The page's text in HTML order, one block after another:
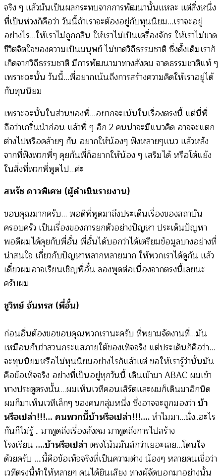
จริง ๆ แล้วมันเป็นผลกระทบจากการพัฒนานั้นแหละ แต่สิ่งหนึ่ง
ที่เป็นห่วงก็คือว่า วันนี้ถ้าเราจะต้องอยู่กับทุนนิยม…เราจะอยู่
อย่างไร…ให้เราไม่ถูกกลืน ให้เราไม่เป็นเครื่องจักร ให้เราไม่ขาด
ชีวิตจิตใจของความเป็นมนุษย์ ไม่ขาดวิถีธรรมชาติ ซึ่งดั้งเดิมเราก็
เกิดจากวิถีธรรมชาติ มีการพัฒนามาทางสังคม จาดธรรมชาติแท้ ๆ
เพราะฉะนั้น วันนี้…พี่อยากเน้นถึงการสร้างความคิดให้เราอยู่ได้
กับทุนนิยม
เพราะฉะนั้นในส่วนของพี่…อยากจะเน้นในเรื่องตรงนี้ แต่นี่พี่
ถือว่าเกริ่นนำก่อน แล้วพี่ ๆ อีก 2 คนน่าจะมีแนวคิด อาจจะแตก
ต่างไปหรือคล้ายๆ กัน อยากให้น้องๆ ฟังหลายๆแนว แล้วหลัง
จากที่ฟังพวกพี่ๆ คุยกันพี่ก็อยากให้น้อง ๆ เสริมได้ หรือโต้แย้ง
ในสิ่งที่พวกพี่พูดไป…ค่ะ
สหรัช ดาวพิเศษ (ผู้ดำเนินรายงาน)
ขอบคุณมากครับ… พอดีพี่พูดมาถึงประเด็นเรื่องของสถาบัน
ครอบครัว เป็นเรื่องของการยกตัวอย่างปัญหา ประเด็นปัญหา
พอดีผมได้คุยกับพี่อั๋น พี่อั๋นได้บอกว่าได้เตรียมข้อมูลบางอย่างที่
น่าสนใจ เกี่ยวกับปัญหาหลากหลายมาก ให้พวกเราได้ดูกัน แล้ว
เดี๋ยวผมอาจเรียนเชิญพี่อั๋น ลองพูดต่อเนื่องจากตรงนี้เลยนะ
ครับผม
ชูวิทย์ จันทรส (พี่อั๋น)
ก่อนอื่นต้องขอขอบคุณพวกเรานะครับ ที่พยามจัดงานที่…มัน
เหมือนกับว่าสวนกระแสภายใต้ของเท็จจริง แต่ประเด็นก็คือว่า…
จะทุนนิยมหรือไม่ทุนนิยมอย่างไรก็แล้วแต่ ขอให้เรารู้ว่านั้นมัน
คือข้อเท็จจริง อย่างที่เป็นอยู่ทุกวันนี้ เดินเข้ามา ABAC ผมเข้า
ทางประตูตรงนั้น…ผมเห็นเวทีคอนเสิร์ตและผมก็เดินมาอีกนิด
ผมก็มาเห็นเวทีเล็กๆ ของคนกลุ่มหนึ่ง ซึ่งอาจจะถูกมองว่า บ้า
หรือเปล่า!!!… คนพวกนี้บ้าหรือเปล่า!!!….ทำไมมา…นั่ง..อะไร
กันก็ไม่รู้ .. มาพูดถึงเรื่องสังคม มาพูดถึงการไปสร้าง
โรงเรียน ….บ้าหรือเปล่า ตรงโน้นมันส์กว่าเยอะเลย…โดนใจ
ด้วยครับ ….นี้คือข้อเท็จจริงที่เป็นความต่าง น้องๆ หลายคนเชื่อว่า
เวทีตรงนี้ทำให้หลายๆ คนได้ยินเสียง ทางผู้จัดบอกมาอย่างนั้น